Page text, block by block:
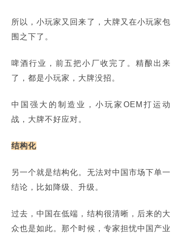
所以，小玩家又回来了，大牌又在小玩家包
围之下了。
啤酒行业，前五把小厂收完了。精酿出来
了，都是小玩家，大牌没招。
中国强大的制造业，小玩家OEM打运动
战，大牌不好应对。
结构化
另一个就是结构化。无法对中国市场下单一
结论，比如降级、升级。
过去，中国在低端，结构很清晰，后来的大
众也是如此。那个时候，专家担忧中国产业